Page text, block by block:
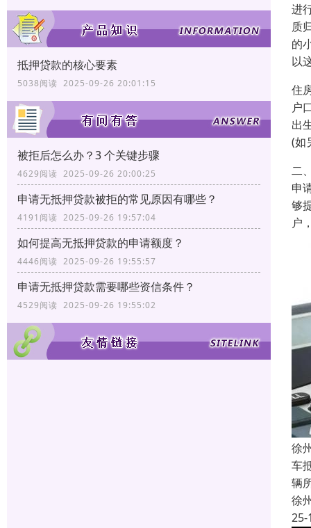
抵押贷款的核心要素
5038阅读 2025-09-26 20:01:15
被拒后怎么办？3 个关键步骤
4629阅读 2025-09-26 20:00:25
申请无抵押贷款被拒的常见原因有哪些？
4191阅读 2025-09-26 19:57:04
如何提高无抵押贷款的申请额度？
4446阅读 2025-09-26 19:55:57
申请无抵押贷款需要哪些资信条件？
4529阅读 2025-09-26 19:55:02
进
质
的
以
住
户
出
(如
二
申
够
户
徐
车
辆
徐
25-